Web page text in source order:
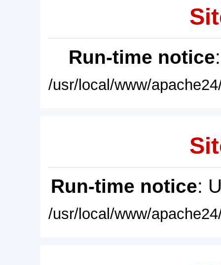
Run-time notice
/usr/local/www/
Run-time notice:
/usr/local/www/